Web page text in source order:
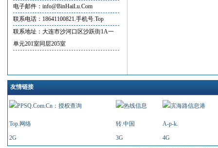
电子邮件：info@BinHaiLu.Com
联系电话：18641100821.手机号.Top
联系地址：大连市沙河口区沙跃街1A一
单元201室同层205室
友情链接
Top.网络 转.中国 A-p-k.
2G 3G 4G